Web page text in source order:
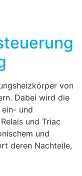
von
Dabei wird die
und
und Triac
und
deren Nachteile,